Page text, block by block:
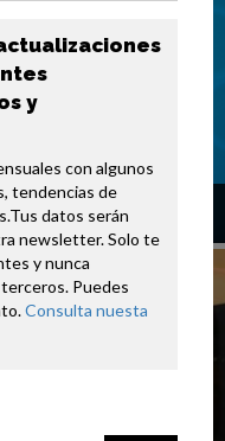
CANADÁ
y
con algunos
tendencias de
datos serán
newsletter. Solo te
y nunca
Puedes
Consulta nuesta